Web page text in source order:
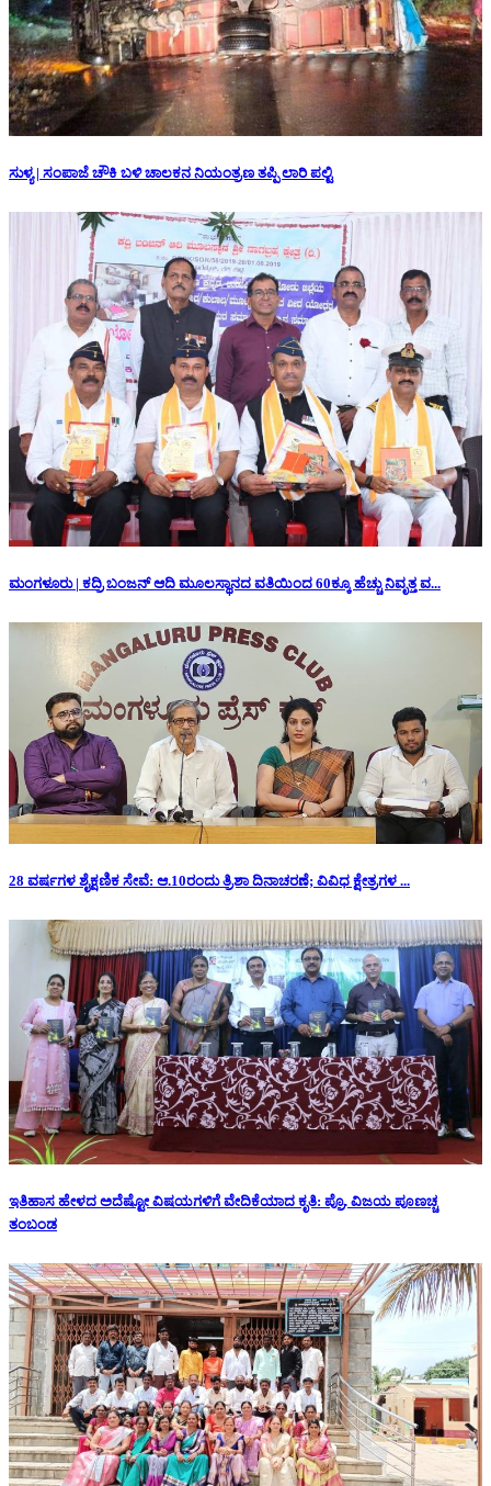
ಸುಳ್ಯ | ಸಂಪಾಜೆ ಚೌಕಿ ಬಳಿ ಚಾಲಕನ ನಿಯಂತ್ರಣ ತಪ್ಪಿ ಲಾರಿ ಪಲ್ಟಿ
ಮಂಗಳೂರು | ಕದ್ರಿ ಬಂಜನ್ ಆದಿ ಮೂಲಸ್ಥಾನದ ವತಿಯಿಂದ 60ಕ್ಕೂ ಹೆಚ್ಚು ನಿವೃತ್ತ ವ...
28 ವರ್ಷಗಳ ಶೈಕ್ಷಣಿಕ ಸೇವೆ: ಆ.10ರಂದು ತ್ರಿಶಾ ದಿನಾಚರಣೆ; ವಿವಿಧ ಕ್ಷೇತ್ರಗಳ ...
ಇತಿಹಾಸ ಹೇಳದ ಅದೆಷ್ಟೋ ವಿಷಯಗಳಿಗೆ ವೇದಿಕೆಯಾದ ಕೃತಿ: ಪ್ರೊ. ವಿಜಯ ಪೂಣಚ್ಚ
ತಂಬಂಡ